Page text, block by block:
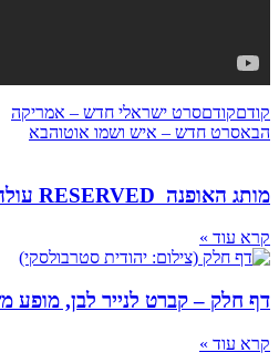
קודםקודםסרט ישראלי חדש – אמריקה
הבאסרט חדש – איש ושמו אוטוהבא
מותג האופנה RESERVED עולה לירושלים
קרא עוד »
דף חלק – קברט לנייר לבן,
קרא עוד »